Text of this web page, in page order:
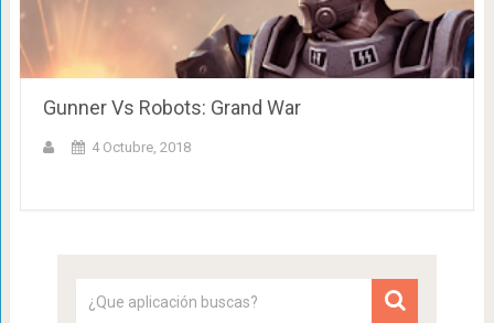
Gunner Vs Robots: Grand War
4 Octubre, 2018